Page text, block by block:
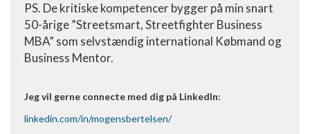
PS. De kritiske kompetencer bygger på min snart
50-årige ”Streetsmart, Streetfighter Business
MBA” som selvstændig international Købmand og
Business Mentor.
Jeg vil gerne connecte med dig på LinkedIn:
linkedin.com/in/mogensbertelsen/